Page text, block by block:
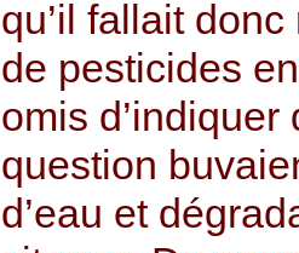
qu’il fallait
de pesticides
omis
question
d’eau et